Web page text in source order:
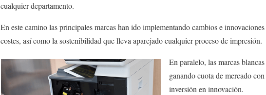
cualquier departamento.
En este camino las principales marcas han ido implementando cambios e
costes, así como la sostenibilidad que lleva aparejado cualquier proceso de impresión.
En paralelo, las marcas
ganando cuota de mercado
inversión en innovación.